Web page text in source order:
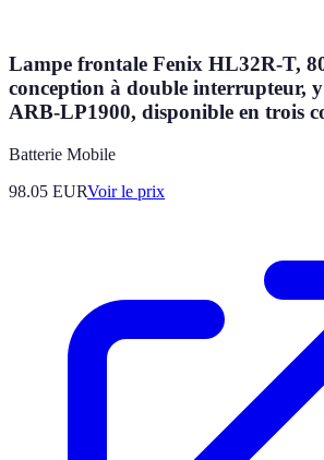
Lampe frontale Fenix HL32R-T,
conception à double interrupteur,
ARB-LP1900, disponible en trois
Batterie Mobile
98.05 EURVoir le prix